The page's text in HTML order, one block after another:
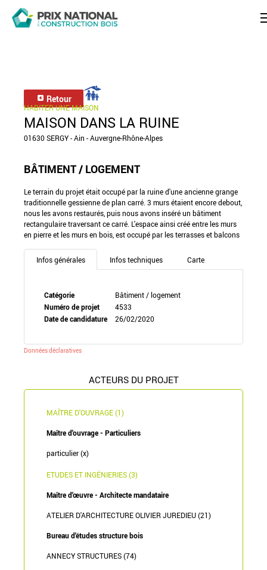
Retour
HABITER UNE MAISON
MAISON DANS LA RUINE
01630 SERGY - Ain - Auvergne-Rhône-Alpes
BÂTIMENT / LOGEMENT
Le terrain du projet était occupé par la ruine d'une ancienne grange
traditionnelle gessienne de plan carré. 3 murs étaient encore debout,
nous les avons restaurés, puis nous avons inséré un bâtiment
rectangulaire traversant ce carré. L'espace ainsi créé entre les murs
en pierre et les murs en bois, est occupé par les terrasses et balcons
Infos générales Infos techniques Carte
Catégorie
Bâtiment / logement
Numéro de projet
4533
Date de candidature
26/02/2020
Données déclaratives
ACTEURS DU PROJET
MAÎTRE D'OUVRAGE (1)
Maître d'ouvrage - Particuliers
particulier (x)
ETUDES ET INGÉNIERIES (3)
Maître d'œuvre - Architecte mandataire
ATELIER D'ARCHITECTURE OLIVIER JUREDIEU (21)
Bureau d'études structure bois
ANNECY STRUCTURES (74)